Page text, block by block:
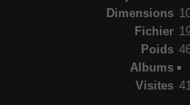
Dimensions
Fichier
Poids
Albums
Visites